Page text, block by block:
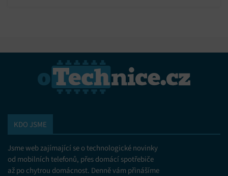
KDO JSME
Jsme web zajímající se o technologické novinky
od mobilních telefonů, přes domácí spotřebiče
až po chytrou domácnost. Denně vám přinášíme